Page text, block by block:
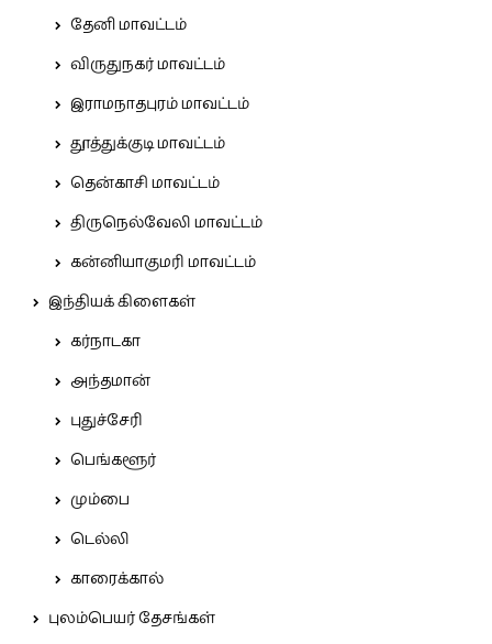
தேனி மாவட்டம்
விருதுநகர் மாவட்டம்
இராமநாதபுரம் மாவட்டம்
தூத்துக்குடி மாவட்டம்
தென்காசி மாவட்டம்
திருநெல்வேலி மாவட்டம்
கன்னியாகுமரி மாவட்டம்
இந்தியக் கிளைகள்
கர்நாடகா
அந்தமான்
புதுச்சேரி
பெங்களூர்
மும்பை
டெல்லி
காரைக்கால்
புலம்பெயர் தேசங்கள்